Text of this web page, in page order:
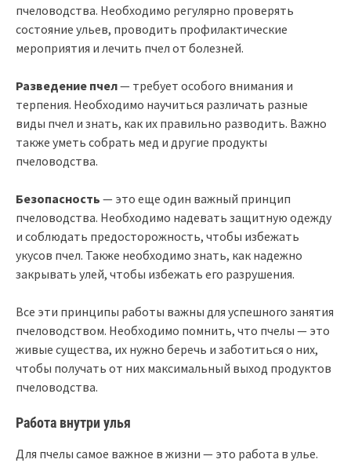
пчеловодства. Необходимо регулярно проверять
состояние ульев, проводить профилактические
мероприятия и лечить пчел от болезней.
Разведение пчел— требует особого внимания и
терпения. Необходимо научиться различать разные
виды пчел и знать, как их правильно разводить. Важно
также уметь собрать мед и другие продукты
пчеловодства.
Безопасность — это еще один важный принцип
пчеловодства. Необходимо надевать защитную одежду
и соблюдать предосторожность, чтобы избежать
укусов пчел. Также необходимо знать, как надежно
закрывать улей, чтобы избежать его разрушения.
Все эти принципы работы важны для успешного занятия
пчеловодством. Необходимо помнить, что пчелы — это
живые существа, их нужно беречь и заботиться о них,
чтобы получать от них максимальный выход продуктов
пчеловодства.
Работа внутри улья
Для пчелы самое важное в жизни — это работа в улье.